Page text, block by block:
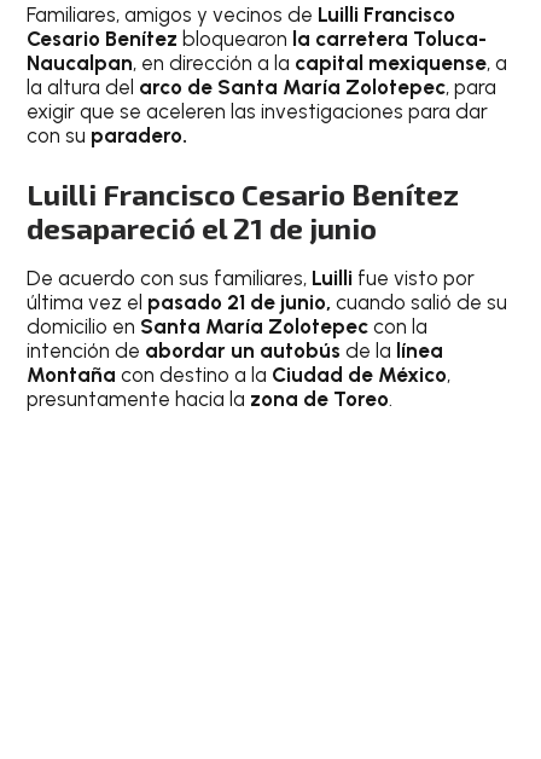
Familiares, amigos y vecinos de Luilli Francisco
Cesario Benítez bloquearon la carretera Toluca-
Naucalpan, en dirección a la capital mexiquense, a
la altura del arco de Santa María Zolotepec, para
exigir que se aceleren las investigaciones para dar
con su paradero.
Luilli Francisco Cesario Benítez
desapareció el 21 de junio
De acuerdo con sus familiares, Luilli fue visto por
última vez el pasado 21 de junio, cuando salió de su
domicilio en Santa María Zolotepec con la
intención de abordar un autobús de la línea
Montañacon destino a la Ciudad de México,
presuntamente hacia la zona de Toreo.